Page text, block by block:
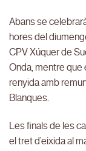
Abans se
hores del
CPV Xúquer de
Onda, mentre que
renyida amb
Blanques.
Les finals de les
el tret d’eixida al